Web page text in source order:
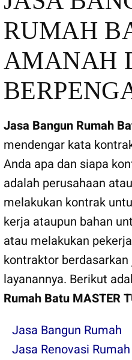
RUMAH
AMANAH
Jasa Bangun Rumah
mendengar kata
Anda apa dan siapa
adalah perusahaan
melakukan kontrak
kerja ataupun bahan
atau melakukan
kontraktor
layanannya. Berikut
Rumah BatuMASTER
Jasa Bangun Rumah
Jasa Renovasi Rumah